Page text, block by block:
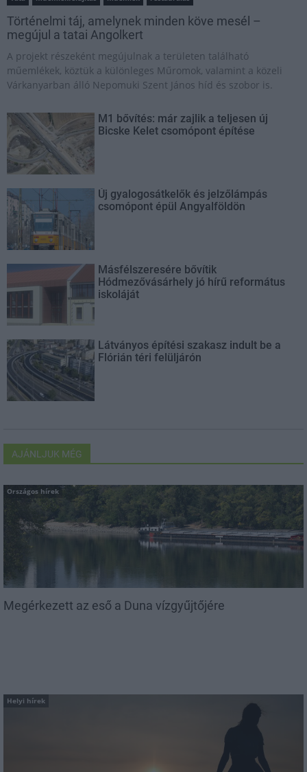
Történelmi táj, amelynek minden köve mesél –
megújul a tatai Angolkert
A projekt részeként megújulnak a területen található
műemlékek, köztük a különleges Műromok, valamint a közeli
Várkanyarban álló Nepomuki Szent János híd és szobor is.
M1 bővítés: már zajlik a teljesen új
Bicske Kelet csomópont építése
Új gyalogosátkelők és jelzőlámpás
csomópont épül Angyalföldön
Másfélszeresére bővítik
Hódmezővásárhely jó hírű református
iskoláját
Látványos építési szakasz indult be a
Flórián téri felüljárón
AJÁNLJUK MÉG
Országos hírek
Megérkezett az eső a Duna vízgyűjtőjére
Helyi hírek